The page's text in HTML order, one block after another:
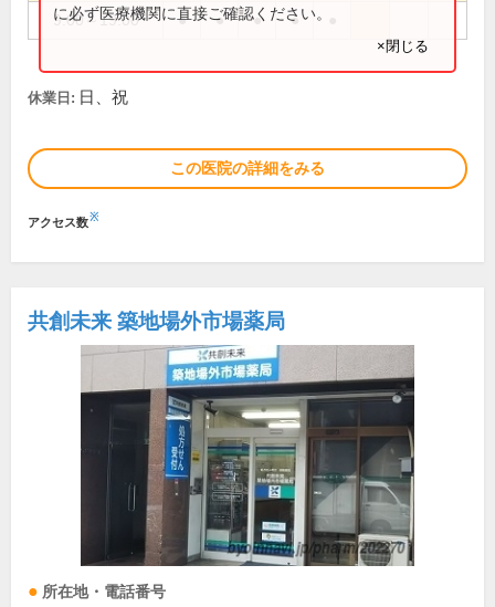
9:00～19:00 ● ● ● ●
に必ず医療機関に直接ご確認ください。
×閉じる
休業日: 日、祝
この医院の詳細をみる
アクセス数※
共創未来 築地場外市場薬局
所在地・電話番号